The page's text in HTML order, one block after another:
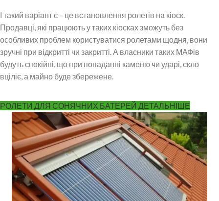
І такий варіант є – це встановлення ролетів на кіоск.
Продавці, які працюють у таких кіосках зможуть без
особливих проблем користуватися ролетами щодня, вони
зручні при відкритті чи закритті. А власники таких МАФів
будуть спокійні, що при попаданні каменю чи ударі, скло
вціліє, а майно буде збережене.
РОЛЕТИ ДЛЯ СОНЯЧНИХ БАТЕРЕЙ ДЕТАЛЬНІШЕ